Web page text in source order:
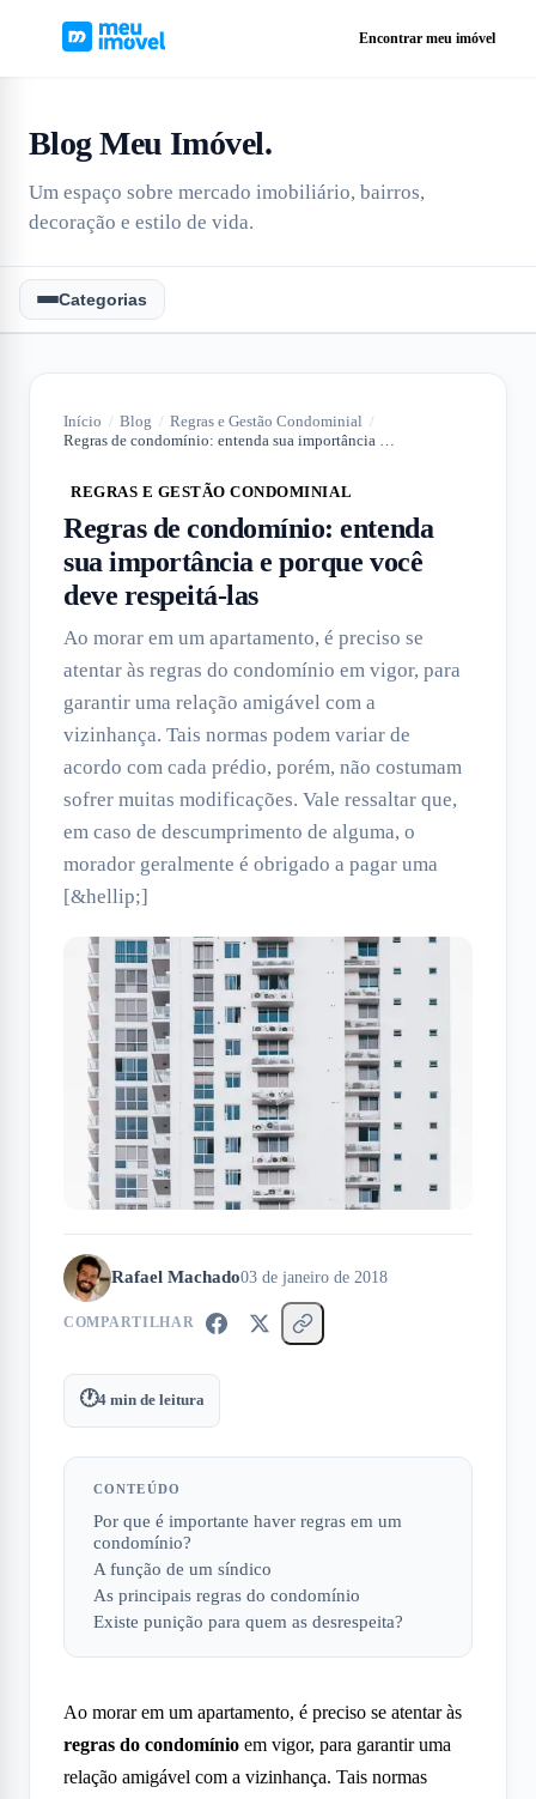
Encontrar meu imóvel
Blog Meu Imóvel.
Um espaço sobre mercado imobiliário, bairros,
decoração e estilo de vida.
Categorias
Início / Blog / Regras e Gestão Condominial /
Regras de condomínio: entenda sua importância e porque você deve respeitá-las
REGRAS E GESTÃO CONDOMINIAL
Regras de condomínio: entenda
sua importância e porque você
deve respeitá-las
Ao morar em um apartamento, é preciso se
atentar às regras do condomínio em vigor, para
garantir uma relação amigável com a
vizinhança. Tais normas podem variar de
acordo com cada prédio, porém, não costumam
sofrer muitas modificações. Vale ressaltar que,
em caso de descumprimento de alguma, o
morador geralmente é obrigado a pagar uma
[&hellip;]
Rafael Machado03 de janeiro de 2018
COMPARTILHAR
🕐4 min de leitura
CONTEÚDO
Por que é importante haver regras em um
condomínio?
A função de um síndico
As principais regras do condomínio
Existe punição para quem as desrespeita?
Ao morar em um apartamento, é preciso se atentar às
regras do condomínio em vigor, para garantir uma
relação amigável com a vizinhança. Tais normas